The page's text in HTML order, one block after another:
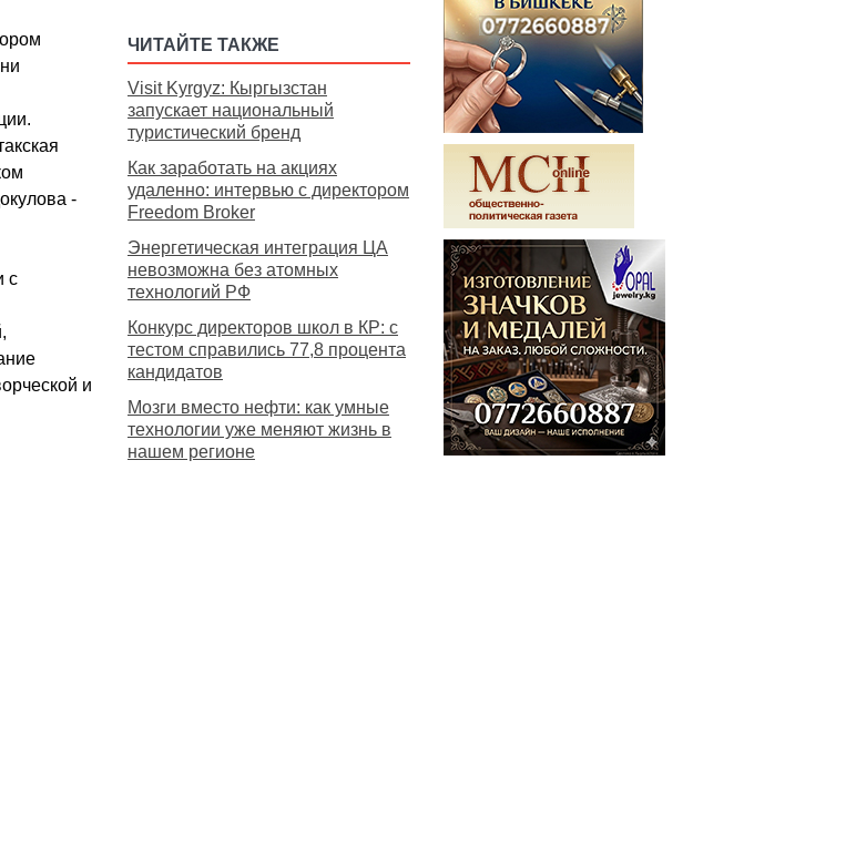
-
с
и
ЧИТАЙТЕ ТАКЖЕ
Visit Kyrgyz: Кыргызстан
запускает национальный
туристический бренд
Как заработать на акциях
удаленно: интервью с директором
Freedom Broker
Энергетическая интеграция ЦА
невозможна без атомных
технологий РФ
Конкурс директоров школ в КР: с
тестом справились 77,8 процента
кандидатов
Мозги вместо нефти: как умные
технологии уже меняют жизнь в
нашем регионе